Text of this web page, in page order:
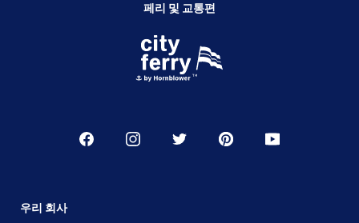
페리 및 교통편
우리 회사